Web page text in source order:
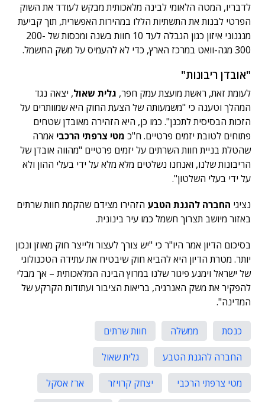
לדבריו, המטה הלאומי לבינה מלאכותית מבקש לעודד את השוק
הפרטי לבנות את התשתיות הללו במהירות האפשרית, תוך קביעת
מנגנוני איזון כגון הגבלה לעד 10 חוות בשנה ומכסות של 200-
300 מגה-וואט במרכז הארץ, כדי לא להעמיס על משק החשמל.
"אובדן ריבונות"
לעומת זאת, ראשת מועצת עמק חפר, גלית שאול, יצאה נגד
המהלך וטענה כי "משמעותה של הצעת החוק היא שמוותרים על
הזכות הבסיסית לתכנן". כמו כן, היא הזהירה מאובדן שטחים
פתוחים לטובת יזמים פרטיים. ח"כ מטי צרפתי הרכבי אמרה
שהטלת בניית חוות השרתים על יזמים פרטיים "מהווה אובדן של
הריבונות שלנו, ואנחנו נשלטים מלא מלא על ידי בעלי ההון ולא
על ידי בעלי השלטון".
נציגי החברה להגנת הטבע הזהירו מצידם שהקמת חוות שרתים
באזור מיושב תצרוך חשמל כמו עיר בינונית.
בסיכום הדיון אמר היו"ר כי "יש צורך לעצור ולייצר חוק מאוזן ונכון
יותר. מטרת הדיון היא להביא חוק שיבטיח את עתידה הטכנולוגי
של ישראל וימנע פיגור שלנו במרוץ הבינה המלאכותית – אך מבלי
להפקיר את משק האנרגיה, בריאות הציבור ועתודות הקרקע של
המדינה".
כנסת ממשלה
חוות שרתים
החברה להגנת הטבע
גלית שאול
מטי צרפתי הרכבי
יצחק קרויזר
ארז אסקל